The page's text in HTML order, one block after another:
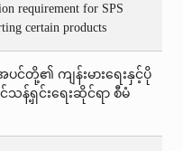
requirement for SPS
certain products
ပင်တို့၏ ကျန်းမားရေးနှင့်ပို
င်သန့်ရှင်းရေးဆိုင်ရာ စီမံ